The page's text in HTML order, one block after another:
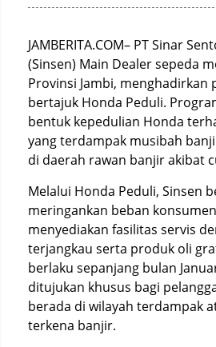
JAMBERITA.COM– PT Sinar
(Sinsen) Main Dealer sepeda
Provinsi Jambi, menghadirkan
bertajuk Honda Peduli.
bentuk kepedulian Honda
yang terdampak musibah
di daerah rawan banjir akibat
Melalui Honda Peduli, Sinsen
meringankan beban
menyediakan fasilitas servis
terjangkau serta produk oli
berlaku sepanjang bulan
ditujukan khusus bagi
berada di wilayah terdampak
terkena banjir.